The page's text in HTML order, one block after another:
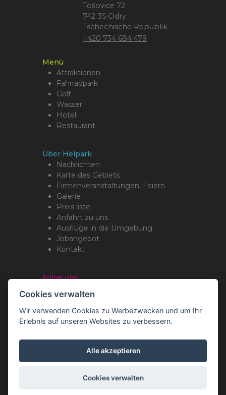
Tošovice 72
742 35 Odry
Tschechische Republik
+420 734 684 479
Menü
Attraktionen
Fahrradpark
Golf
Wasser
Hotel
Restaurant
Über Heipark
Nachrichten
Karte des Gebiets
Firmenveranstaltungen, Feiern
Galerie
Preis liste
Anfahrt zu uns
Ausflüge in die Umgebung
Jobangebot
Kontakt
Folge uns
Spaneco
Cookies verwalten
Wir verwenden Cookies zu Werbezwecken und um Ihr
Erlebnis auf unseren Websites zu verbessern.
Alle akzeptieren
Cookies verwalten